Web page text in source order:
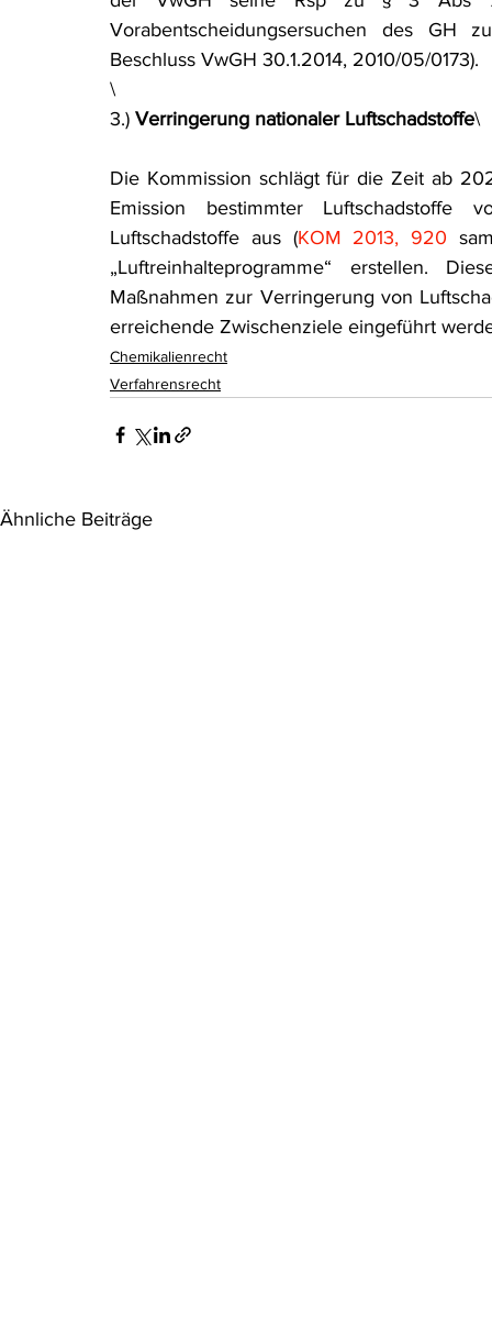
Vorabentscheidungsersuchen des GH
Beschluss VwGH 30.1.2014, 2010/05/0173).
\
3.) Verringerung nationaler Luftschadstoffe\
Die Kommission schlägt für die Zeit ab
Emission bestimmter
Luftschadstoffe aus (KOM 2013, 920
„Luftreinhalteprogramme“ erstellen.
Maßnahmen zur Verringerung von
erreichende Zwischenziele eingeführt
Chemikalienrecht
Verfahrensrecht
Ähnliche Beiträge